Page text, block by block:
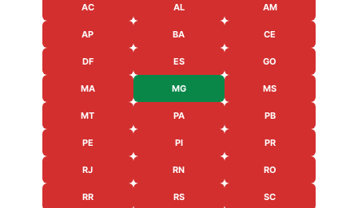
AC AL AM
AP BA CE
DF ES GO
MA MG MS
MT PA PB
PE PI PR
RJ RN RO
RR RS SC